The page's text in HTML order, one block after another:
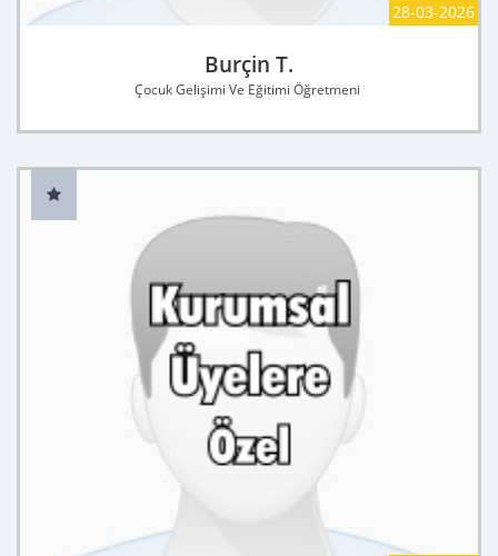
28-03-2026
Burçin T.
Çocuk Gelişimi Ve Eğitimi Öğretmeni